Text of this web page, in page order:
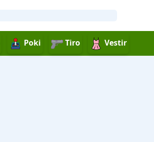
Poki Tiro Vestir